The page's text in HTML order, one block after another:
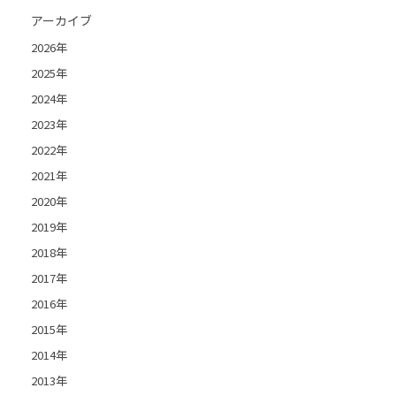
アーカイブ
2026年
2025年
2024年
2023年
2022年
2021年
2020年
2019年
2018年
2017年
2016年
2015年
2014年
2013年